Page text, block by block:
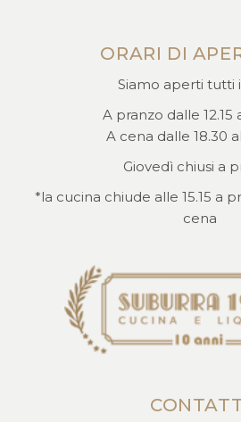
ORARI DI
Siamo aperti tutti
A pranzo dalle 12.15
A cena dalle 18.30
Giovedì chiusi a
*la cucina chiude alle 15.15 a
cena